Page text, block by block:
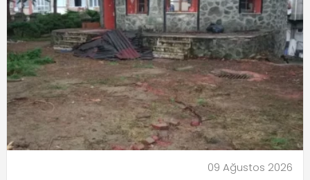
09 Ağustos 2026